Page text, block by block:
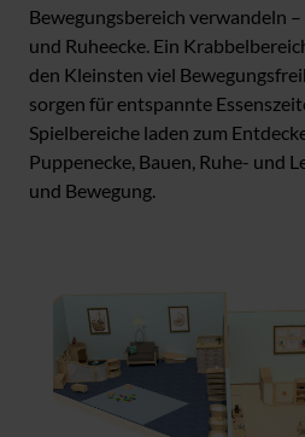
Bewegungsbereich verwandeln
und Ruheecke. Ein
den Kleinsten viel
sorgen für entspannte
Spielbereiche laden zum
Puppenecke, Bauen, Ruhe- und
und Bewegung.